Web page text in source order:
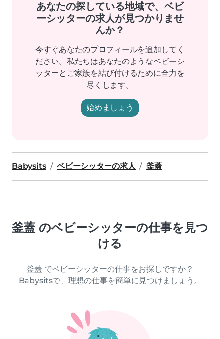
あなたの探している地域で、ベビ
ーシッターの求人が見つかりませ
んか？
今すぐあなたのプロフィールを追加してく
ださい。私たちはあなたのようなベビーシ
ッターとご家族を結び付けるために全力を
尽くします。
始めましょう
Babysits ベビーシッターの求人 釜蓋
釜蓋 のベビーシッターの仕事を見つ
ける
釜蓋 でベビーシッターの仕事をお探しですか？
Babysitsで、理想の仕事を簡単に見つけましょう。